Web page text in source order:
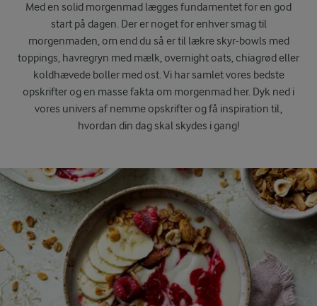
Med en solid morgenmad lægges fundamentet for en god
start på dagen. Der er noget for enhver smag til
morgenmaden, om end du så er til lækre skyr-bowls med
toppings, havregryn med mælk, overnight oats, chiagrød eller
koldhævede boller med ost. Vi har samlet vores bedste
opskrifter og en masse fakta om morgenmad her. Dyk ned i
vores univers af nemme opskrifter og få inspiration til,
hvordan din dag skal skydes i gang!